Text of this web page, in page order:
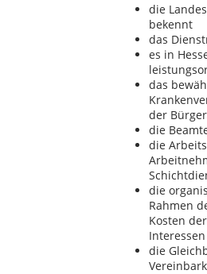
die
bekennt
das
es in
das
der
die
die
die
Rahmen
Kosten
die